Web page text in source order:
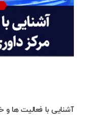
آشنایی با فعالیت ها و